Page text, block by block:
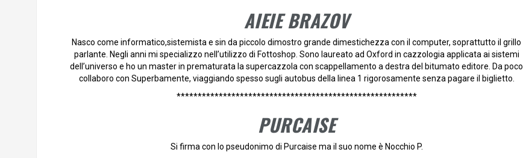
AIEIE BRAZOV
Nasco come informatico,sistemista e sin da piccolo dimostro grande dimestichezza con il computer, soprattutto il grillo
parlante. Negli anni mi specializzo nell’utilizzo di Fottoshop. Sono laureato ad Oxford in cazzologia applicata ai sistemi
dell’universo e ho un master in prematurata la supercazzola con scappellamento a destra del bitumato editore. Da poco
collaboro con Superbamente, viaggiando spesso sugli autobus della linea 1 rigorosamente senza pagare il biglietto.
*********************************************************
PURCAISE
Si firma con lo pseudonimo di Purcaise ma il suo nome è Nocchio P.